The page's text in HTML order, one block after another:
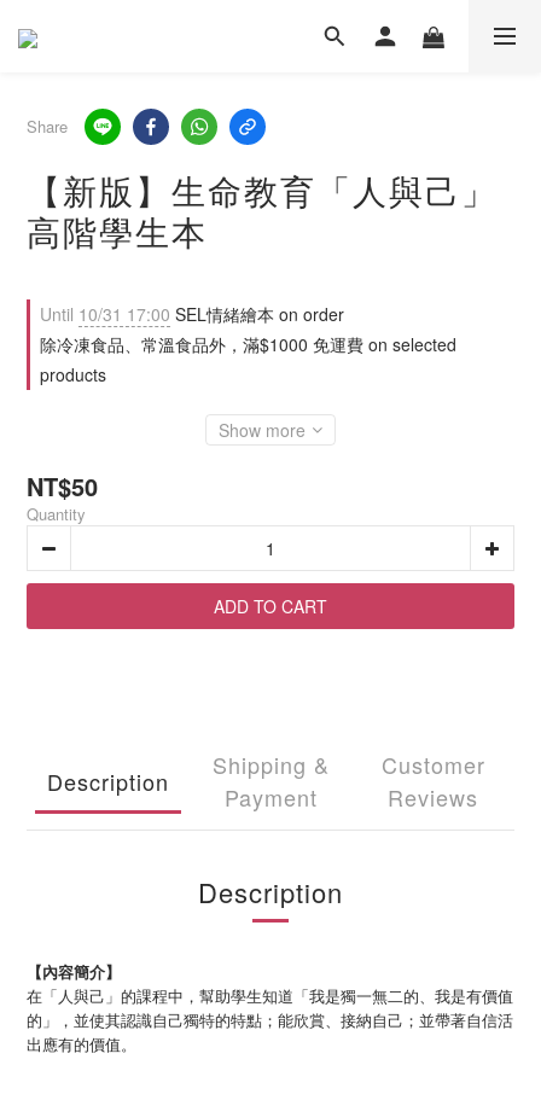
Share
【新版】生命教育「人與己」
高階學生本
Until 10/31 17:00 SEL情緒繪本 on order
除冷凍食品、常溫食品外，滿$1000 免運費 on selected
products
Show more
NT$50
Quantity
ADD TO CART
Description
Shipping &
Payment
Customer
Reviews
Description
【內容簡介】
在「人與己」的課程中，幫助學生知道「我是獨一無二的、我是有價值
的」，並使其認識自己獨特的特點；能欣賞、接納自己；並帶著自信活
出應有的價值。